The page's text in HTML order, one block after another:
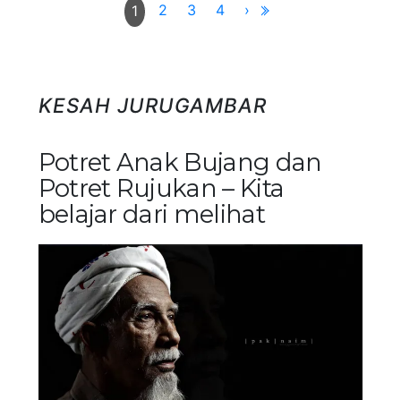
1 2 3 4 ›
KESAH JURUGAMBAR
Potret Anak Bujang dan
Potret Rujukan – Kita
belajar dari melihat